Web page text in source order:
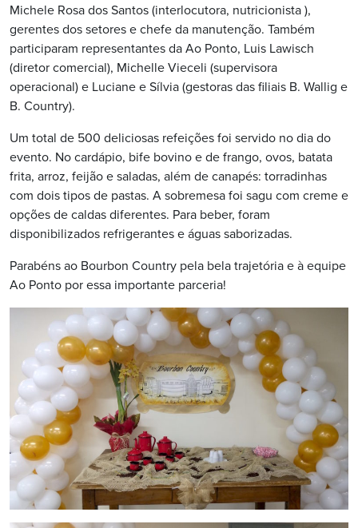
Michele Rosa dos Santos (interlocutora, nutricionista ),
gerentes dos setores e chefe da manutenção. Também
participaram representantes da Ao Ponto, Luis Lawisch
(diretor comercial), Michelle Vieceli (supervisora
operacional) e Luciane e Sílvia (gestoras das filiais B. Wallig e
B. Country).
Um total de 500 deliciosas refeições foi servido no dia do
evento. No cardápio, bife bovino e de frango, ovos, batata
frita, arroz, feijão e saladas, além de canapés: torradinhas
com dois tipos de pastas. A sobremesa foi sagu com creme e
opções de caldas diferentes. Para beber, foram
disponibilizados refrigerantes e águas saborizadas.
Parabéns ao Bourbon Country pela bela trajetória e à equipe
Ao Ponto por essa importante parceria!